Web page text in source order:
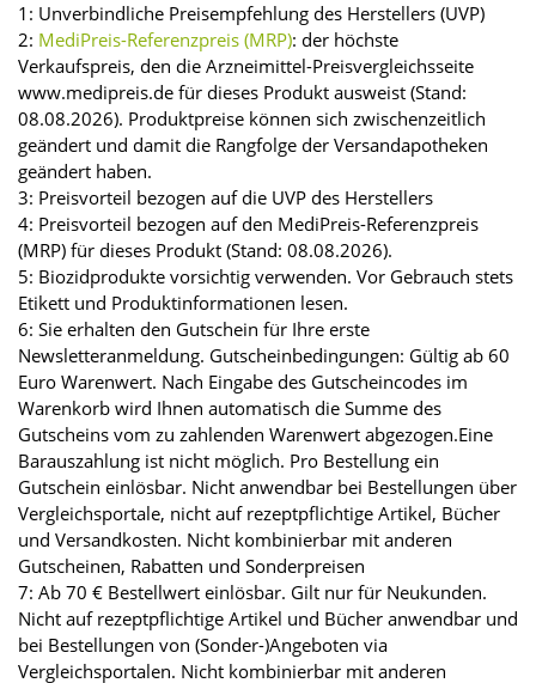
1: Unverbindliche Preisempfehlung des Herstellers (UVP)
2: MediPreis-Referenzpreis (MRP): der höchste
Verkaufspreis, den die Arzneimittel-Preisvergleichsseite
www.medipreis.de für dieses Produkt ausweist (Stand:
08.08.2026). Produktpreise können sich zwischenzeitlich
geändert und damit die Rangfolge der Versandapotheken
geändert haben.
3: Preisvorteil bezogen auf die UVP des Herstellers
4: Preisvorteil bezogen auf den MediPreis-Referenzpreis
(MRP) für dieses Produkt (Stand: 08.08.2026).
5: Biozidprodukte vorsichtig verwenden. Vor Gebrauch stets
Etikett und Produktinformationen lesen.
6: Sie erhalten den Gutschein für Ihre erste
Newsletteranmeldung. Gutscheinbedingungen: Gültig ab 60
Euro Warenwert. Nach Eingabe des Gutscheincodes im
Warenkorb wird Ihnen automatisch die Summe des
Gutscheins vom zu zahlenden Warenwert abgezogen.Eine
Barauszahlung ist nicht möglich. Pro Bestellung ein
Gutschein einlösbar. Nicht anwendbar bei Bestellungen über
Vergleichsportale, nicht auf rezeptpflichtige Artikel, Bücher
und Versandkosten. Nicht kombinierbar mit anderen
Gutscheinen, Rabatten und Sonderpreisen
7: Ab 70 € Bestellwert einlösbar. Gilt nur für Neukunden.
Nicht auf rezeptpflichtige Artikel und Bücher anwendbar und
bei Bestellungen von (Sonder-)Angeboten via
Vergleichsportalen. Nicht kombinierbar mit anderen